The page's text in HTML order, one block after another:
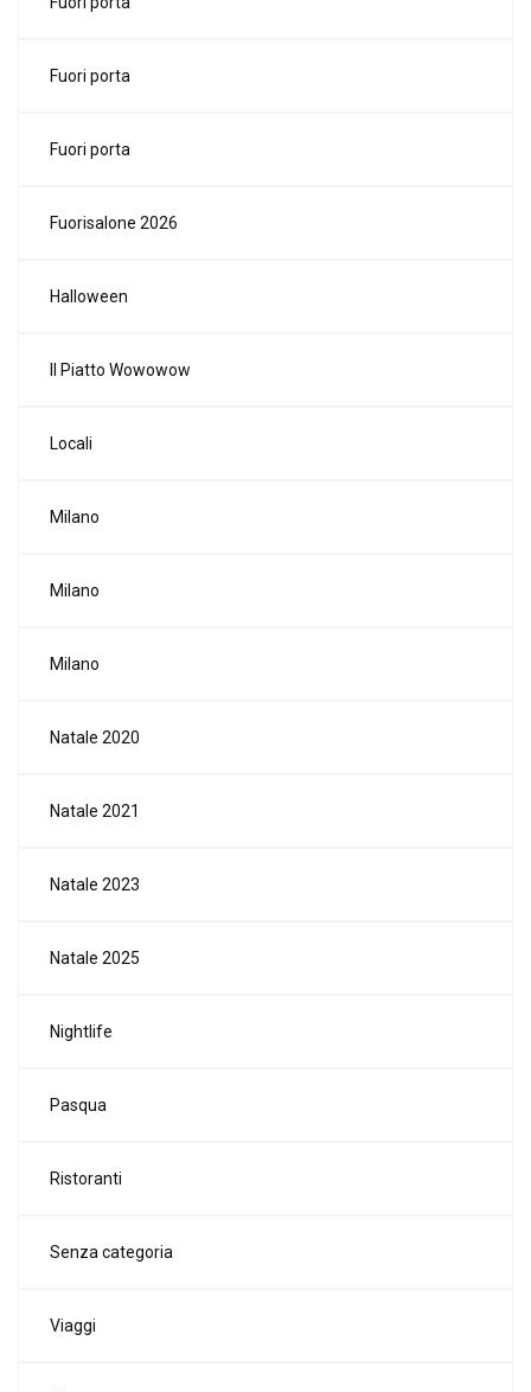
Fuori porta
Fuori porta
Fuorisalone 2026
Halloween
Il Piatto Wowowow
Locali
Milano
Milano
Milano
Natale 2020
Natale 2021
Natale 2023
Natale 2025
Nightlife
Pasqua
Ristoranti
Senza categoria
Viaggi